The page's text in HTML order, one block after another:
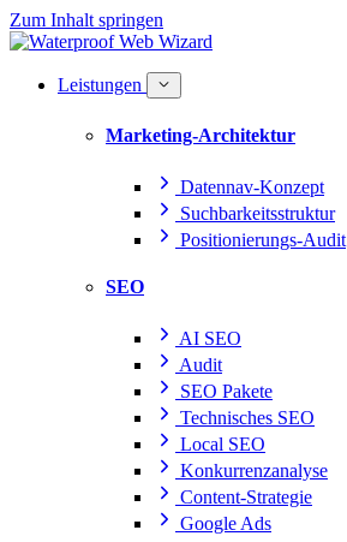
Zum Inhalt springen
Leistungen
Marketing-Architektur
Datennav-Konzept
Suchbarkeitsstruktur
Positionierungs-Audit
SEO
AI SEO
Audit
SEO Pakete
Technisches SEO
Local SEO
Konkurrenzanalyse
Content-Strategie
Google Ads